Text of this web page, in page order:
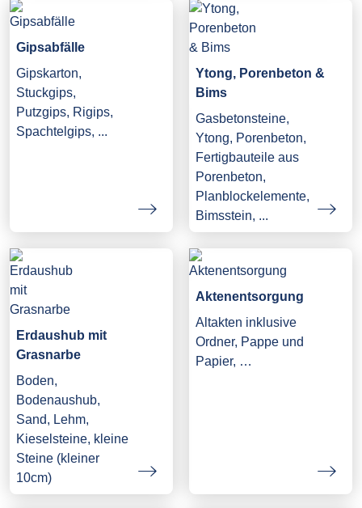
Gipsabfälle
Gipskarton,
Stuckgips,
Putzgips, Rigips,
Spachtelgips, ...
Ytong, Porenbeton &
Bims
Gasbetonsteine,
Ytong, Porenbeton,
Fertigbauteile aus
Porenbeton,
Planblockelemente,
Bimsstein, ...
Erdaushub mit
Grasnarbe
Boden,
Bodenaushub,
Sand, Lehm,
Kieselsteine, kleine
Steine (kleiner
10cm)
Aktenentsorgung
Altakten inklusive
Ordner, Pappe und
Papier, …